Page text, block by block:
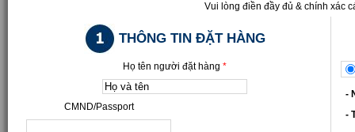
Vui lòng điền đầy đủ & chính xác
THÔNG TIN ĐẶT HÀNG
Họ tên người đặt hàng *
CMND/Passport
-
-